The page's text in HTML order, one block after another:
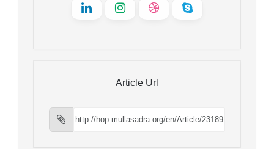
Article Url